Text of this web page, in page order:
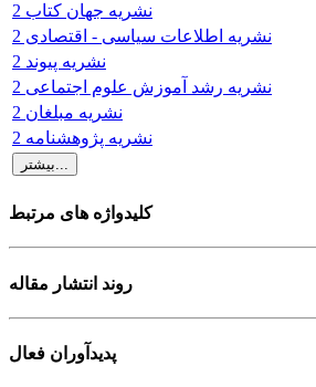
نشریه جهان کتاب 2
نشریه اطلاعات سیاسی - اقتصادی 2
نشریه پیوند 2
نشریه رشد آموزش علوم اجتماعی 2
نشریه مبلغان 2
نشریه پژوهشنامه 2
کلیدواژه های مرتبط
روند انتشار مقاله
پدیدآوران فعال